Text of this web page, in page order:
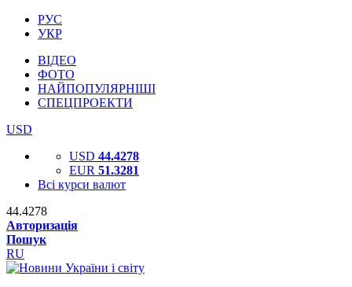
РУС
УКР
ВІДЕО
ФОТО
НАЙПОПУЛЯРНІШІ
СПЕЦПРОЕКТИ
USD
USD 44.4278
EUR 51.3281
Всі курси валют
44.4278
Авторизація
Пошук
RU